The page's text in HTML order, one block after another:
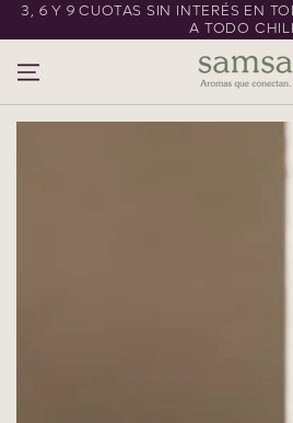
IR AL CONTENIDO
3, 6 Y 9 CUOTAS SIN INTERÉS EN
A TODO